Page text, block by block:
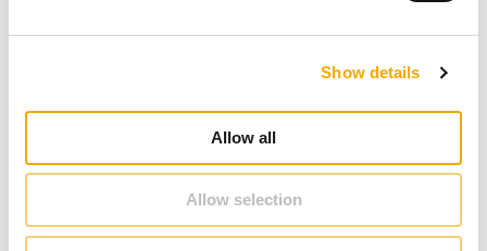
Show details
Allow all
Allow selection